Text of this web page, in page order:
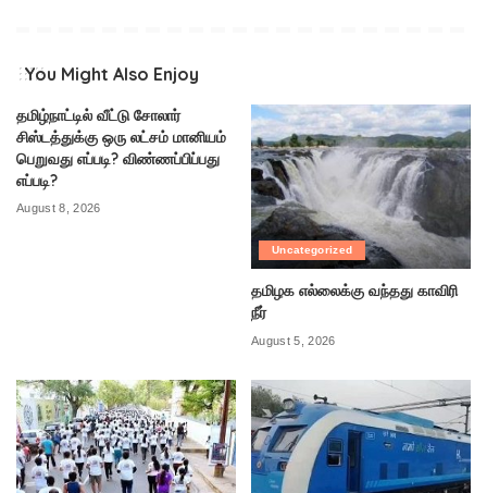
You Might Also Enjoy
தமிழ்நாட்டில் வீட்டு சோலார்
சிஸ்டத்துக்கு ஒரு லட்சம் மானியம்
பெறுவது எப்படி? விண்ணப்பிப்பது
எப்படி?
August 8, 2026
Uncategorized
தமிழக எல்லைக்கு வந்தது காவிரி
நீர்
August 5, 2026